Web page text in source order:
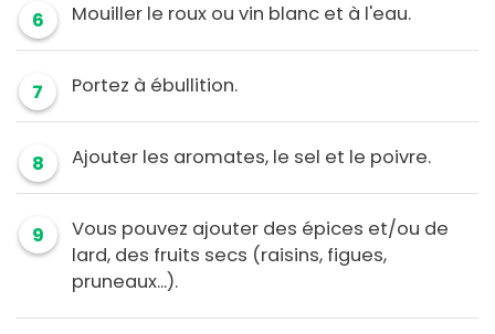
6 Mouiller le roux ou vin blanc et à l'eau.
7 Portez à ébullition.
8 Ajouter les aromates, le sel et le poivre.
9
Vous pouvez ajouter des épices et/ou de
lard, des fruits secs (raisins, figues,
pruneaux...).